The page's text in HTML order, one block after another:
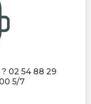
02 54 88 29
5/7